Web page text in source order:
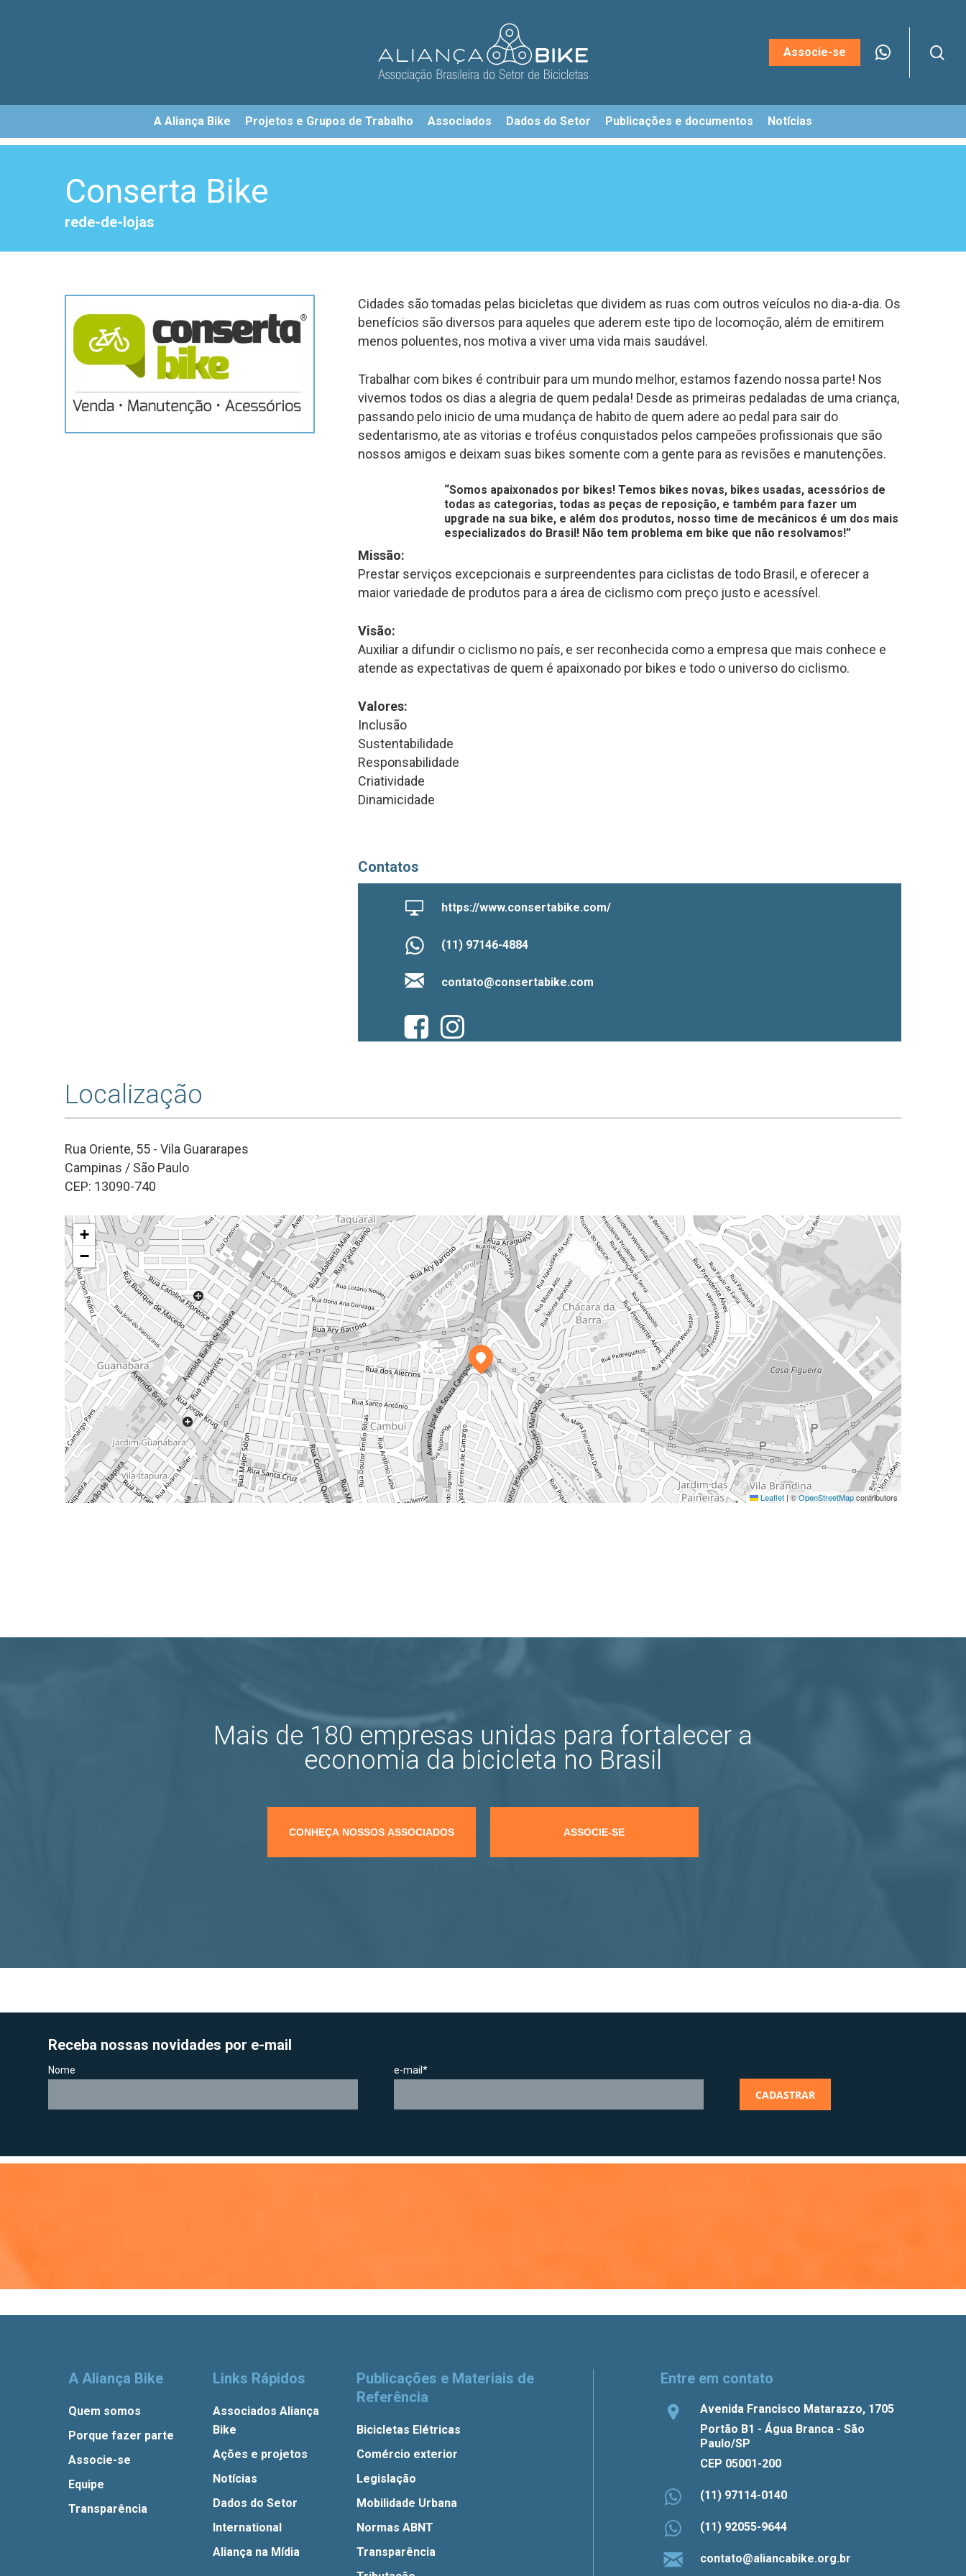
Associe-se
A Aliança Bike Projetos e Grupos de Trabalho Associados Dados do Setor Publicações e documentos Notícias
Conserta Bike
rede-de-lojas
Cidades são tomadas pelas bicicletas que dividem as ruas com outros veículos no dia-a-dia. Os
benefícios são diversos para aqueles que aderem este tipo de locomoção, além de emitirem
menos poluentes, nos motiva a viver uma vida mais saudável.
Trabalhar com bikes é contribuir para um mundo melhor, estamos fazendo nossa parte! Nos
vivemos todos os dias a alegria de quem pedala! Desde as primeiras pedaladas de uma criança,
passando pelo inicio de uma mudança de habito de quem adere ao pedal para sair do
sedentarismo, ate as vitorias e troféus conquistados pelos campeões profissionais que são
nossos amigos e deixam suas bikes somente com a gente para as revisões e manutenções.
“Somos apaixonados por bikes! Temos bikes novas, bikes usadas, acessórios de
todas as categorias, todas as peças de reposição, e também para fazer um
upgrade na sua bike, e além dos produtos, nosso time de mecânicos é um dos mais
especializados do Brasil! Não tem problema em bike que não resolvamos!”
Missão:
Prestar serviços excepcionais e surpreendentes para ciclistas de todo Brasil, e oferecer a
maior variedade de produtos para a área de ciclismo com preço justo e acessível.
Visão:
Auxiliar a difundir o ciclismo no país, e ser reconhecida como a empresa que mais conhece e
atende as expectativas de quem é apaixonado por bikes e todo o universo do ciclismo.
Valores:
Inclusão
Sustentabilidade
Responsabilidade
Criatividade
Dinamicidade
Contatos
https://www.consertabike.com/
(11) 97146-4884
contato@consertabike.com
Localização
Rua Oriente, 55 - Vila Guararapes
Campinas / São Paulo
CEP: 13090-740
+
−
Leaflet | ©OpenStreetMapcontributors
Mais de 180 empresas unidas para fortalecer a
economia da bicicleta no Brasil
CONHEÇA NOSSOS ASSOCIADOS ASSOCIE-SE
Receba nossas novidades por e-mail
Nome e-mail*
A Aliança Bike
Quem somos
Porque fazer parte
Associe-se
Equipe
Transparência
Links Rápidos
Associados Aliança
Bike
Ações e projetos
Notícias
Dados do Setor
International
Aliança na Mídia
Publicações e Materiais de
Referência
Bicicletas Elétricas
Comércio exterior
Legislação
Mobilidade Urbana
Normas ABNT
Transparência
Entre em contato
Avenida Francisco Matarazzo, 1705
Portão B1 - Água Branca - São
Paulo/SP
CEP 05001-200
(11) 97114-0140
(11) 92055-9644
contato@aliancabike.org.br